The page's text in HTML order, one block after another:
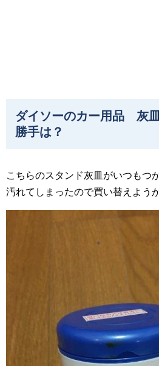
ダイソーのカー用品 灰
勝手は？
こちらのスタンド灰皿がいつもつ
汚れてしまったので買い替えよう